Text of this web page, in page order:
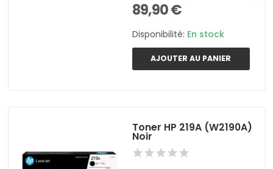
89,90 €
Disponibilité: En stock
AJOUTER AU PANIER
Toner HP 219A (W2190A)
Noir